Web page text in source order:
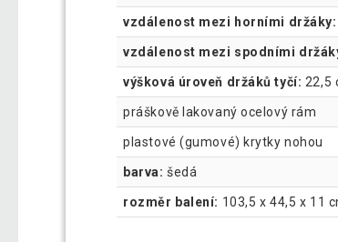
vzdálenost mezi horními držáky:
vzdálenost mezi spodními
výšková úroveň držáků tyčí: 22,5
práškově lakovaný ocelový rám
plastové (gumové) krytky nohou
barva: šedá
rozměr balení: 103,5 x 44,5 x 11